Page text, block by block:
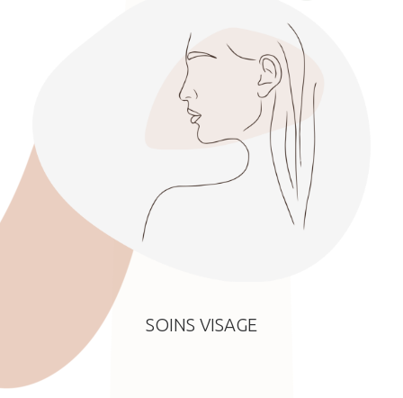
SOINS VISAGE